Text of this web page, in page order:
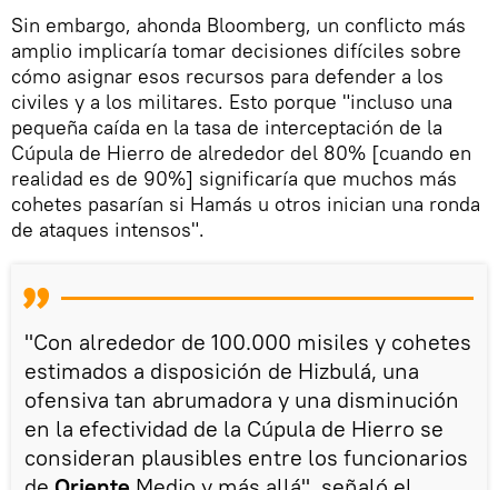
Sin embargo, ahonda Bloomberg, un conflicto más
amplio implicaría tomar decisiones difíciles sobre
cómo asignar esos recursos para defender a los
civiles y a los militares. Esto porque "incluso una
pequeña caída en la tasa de interceptación de la
Cúpula de Hierro de alrededor del 80% [cuando en
realidad es de 90%] significaría que muchos más
cohetes pasarían si Hamás u otros inician una ronda
de ataques intensos".
"Con alrededor de 100.000 misiles y cohetes
estimados a disposición de Hizbulá, una
ofensiva tan abrumadora y una disminución
en la efectividad de la Cúpula de Hierro se
consideran plausibles entre los funcionarios